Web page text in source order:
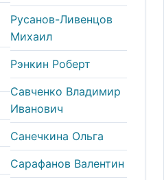
Русанов-Ливенцов
Михаил
Рэнкин Роберт
Савченко Владимир
Иванович
Санечкина Ольга
Сарафанов Валентин